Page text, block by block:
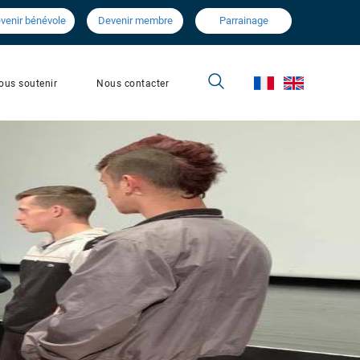
bénévole Devenir membre Parrainage
soutenir Nous contacter